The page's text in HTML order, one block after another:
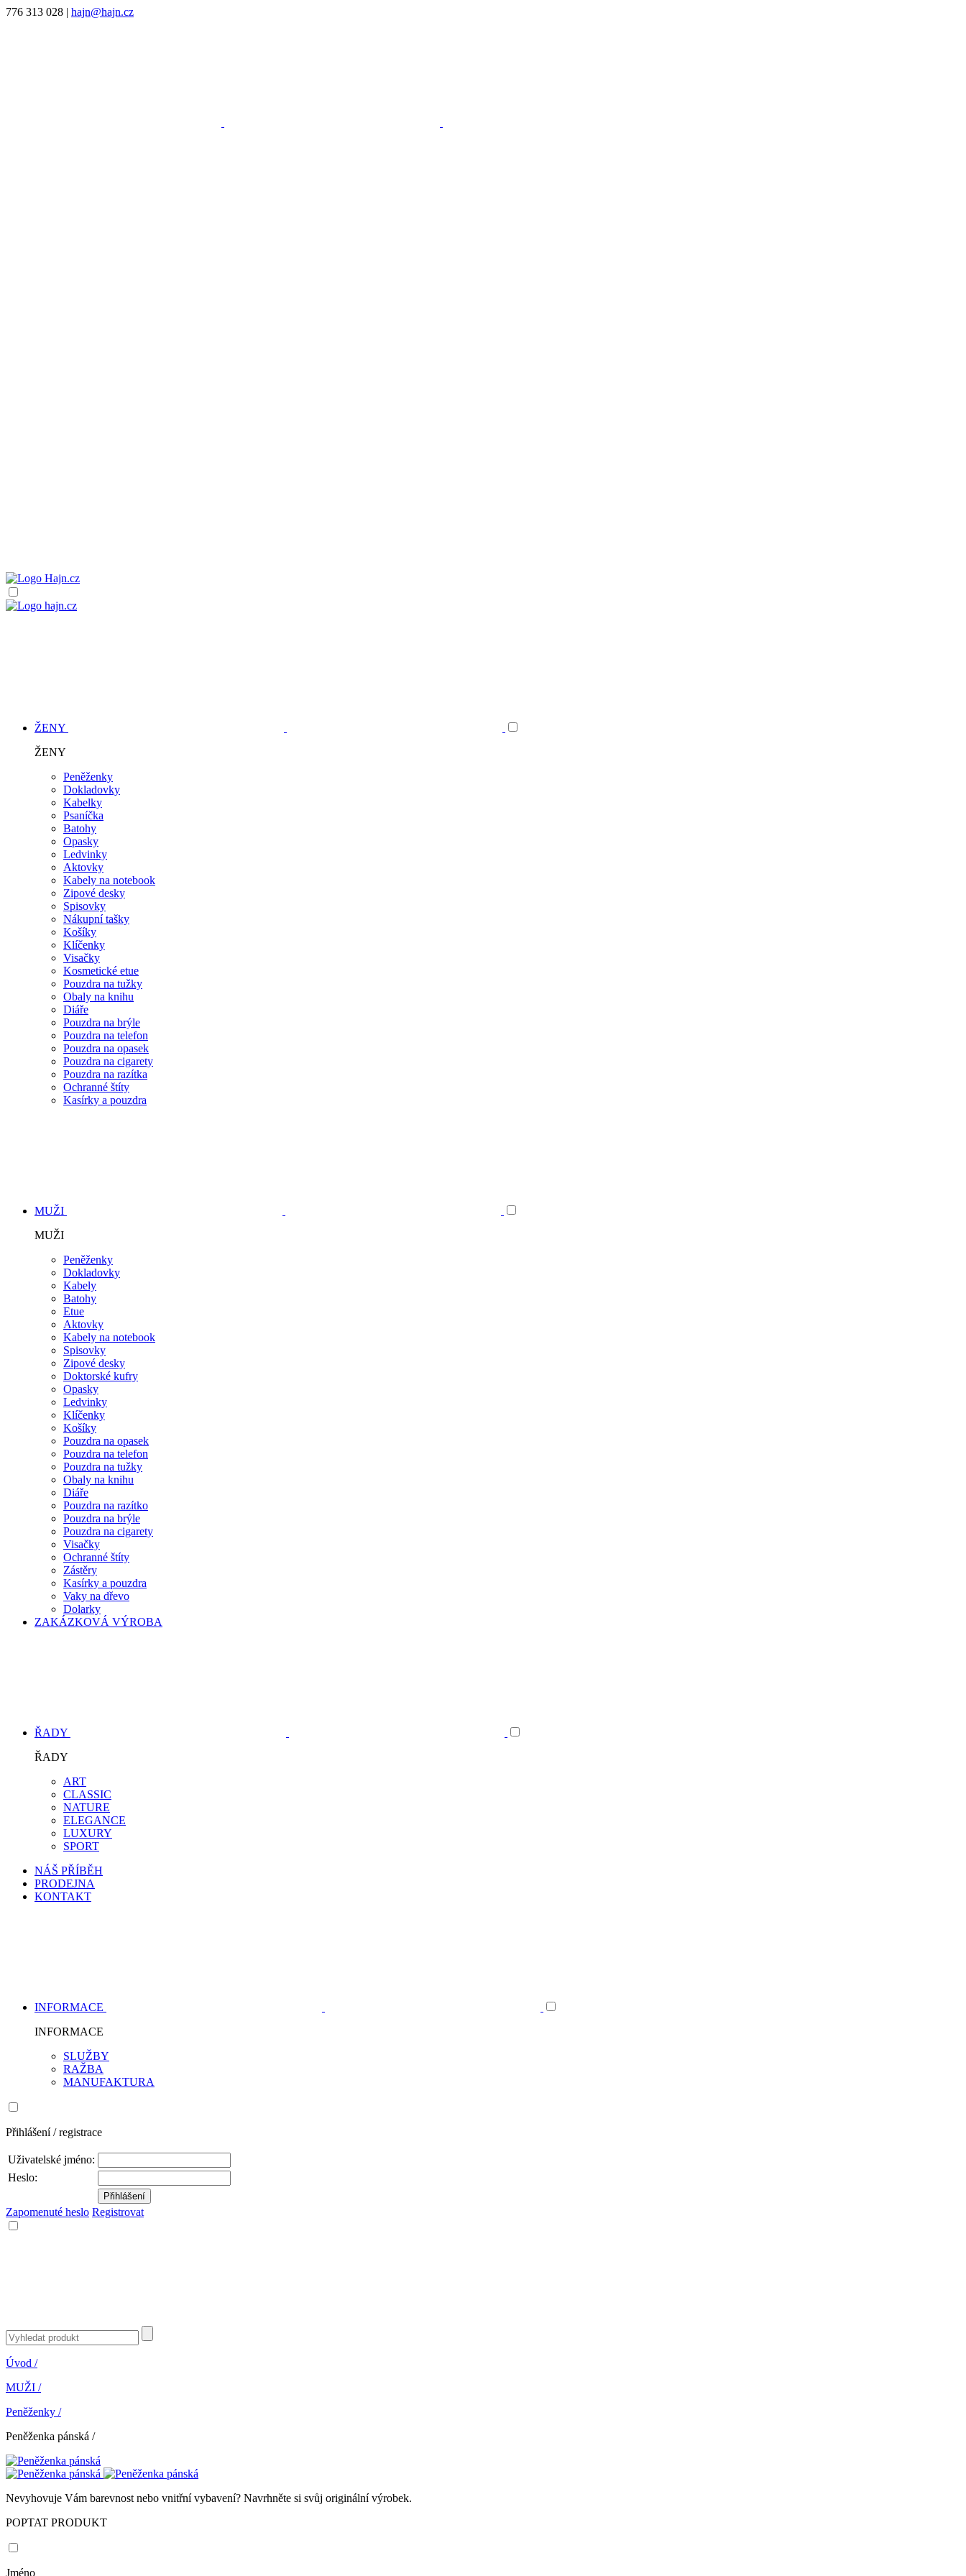
776 313 028 | hajn@hajn.cz
ŽENY
ŽENY
Peněženky
Dokladovky
Kabelky
Psaníčka
Batohy
Opasky
Ledvinky
Aktovky
Kabely na notebook
Zipové desky
Spisovky
Nákupní tašky
Košíky
Klíčenky
Visačky
Kosmetické etue
Pouzdra na tužky
Obaly na knihu
Diáře
Pouzdra na brýle
Pouzdra na telefon
Pouzdra na opasek
Pouzdra na cigarety
Pouzdra na razítka
Ochranné štíty
Kasírky a pouzdra
MUŽI
MUŽI
Peněženky
Dokladovky
Kabely
Batohy
Etue
Aktovky
Kabely na notebook
Spisovky
Zipové desky
Doktorské kufry
Opasky
Ledvinky
Klíčenky
Košíky
Pouzdra na opasek
Pouzdra na telefon
Pouzdra na tužky
Obaly na knihu
Diáře
Pouzdra na razítko
Pouzdra na brýle
Pouzdra na cigarety
Visačky
Ochranné štíty
Zástěry
Kasírky a pouzdra
Vaky na dřevo
Dolarky
ZAKÁZKOVÁ VÝROBA
ŘADY
ŘADY
ART
CLASSIC
NATURE
ELEGANCE
LUXURY
SPORT
NÁŠ PŘÍBĚH
PRODEJNA
KONTAKT
INFORMACE
INFORMACE
SLUŽBY
RAŽBA
MANUFAKTURA
Přihlášení / registrace
Uživatelské jméno:
Heslo:
Zapomenuté heslo Registrovat
Úvod /
MUŽI /
Peněženky /
Peněženka pánská /
Nevyhovuje Vám barevnost nebo vnitřní vybavení? Navrhněte si svůj originální výrobek.
POPTAT PRODUKT
Jméno